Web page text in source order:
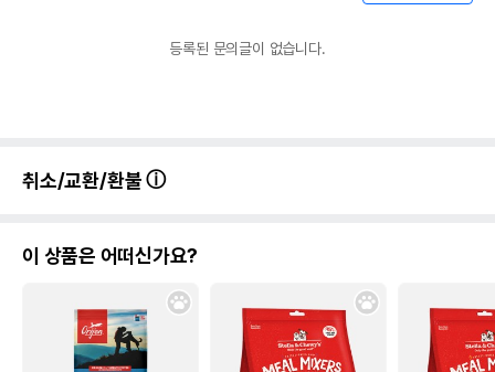
등록된 문의글이 없습니다.
취소/교환/환불
이 상품은 어떠신가요?